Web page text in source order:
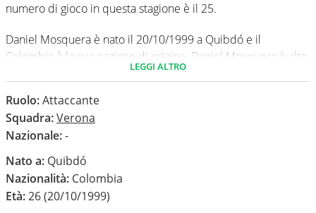
numero di gioco in questa stagione è il 25.
Daniel Mosquera è nato il 20/10/1999 a Quibdó e il
Colombia è la sua nazione di origine. Daniel Mosquera è alto
181 cm, ha un peso medio di 75 kg. Il suo piede di calcio in
In questa stagione ha disputato nel campionato Serie B 0
partite e non ha segnato nessun gol.
LEGGI ALTRO
Ruolo:Attaccante
Squadra:Verona
Nazionale:-
Nato a: Quibdó
Nazionalità: Colombia
Età:26 (20/10/1999)